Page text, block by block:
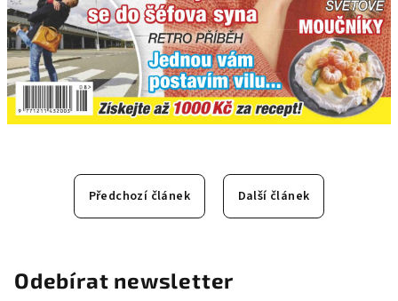
Předchozí článek Další článek
Odebírat newsletter